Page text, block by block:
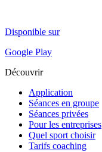
Disponible sur
Google Play
Découvrir
Application
Séances en groupe
Séances privées
Pour les entreprises
Quel sport choisir
Tarifs coaching